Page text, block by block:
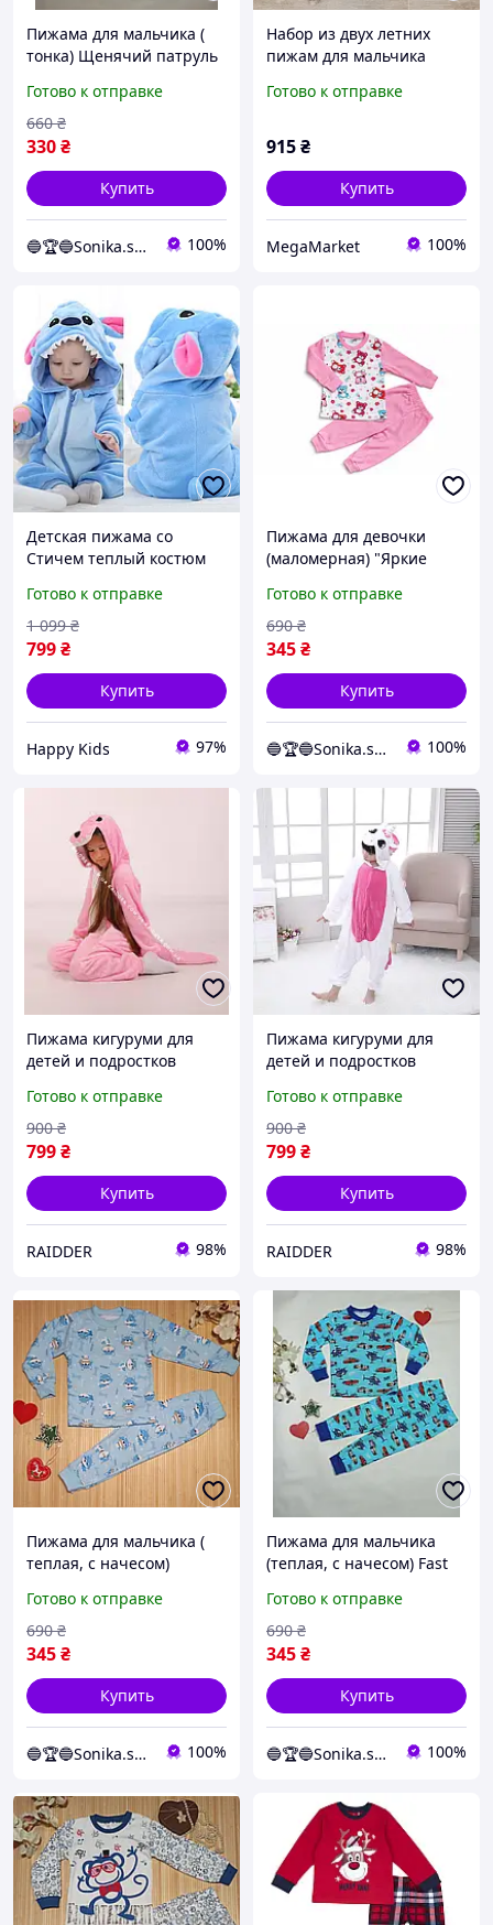
Пижама для мальчика (
тонка) Щенячий патруль
белым
Готово к отправке
330₴
660 ₴
Купить
🔵🏆🔵Sonika.shop 100%
Набор из двух летних
пижам для мальчика
92см)
Готово к отправке
915₴
Купить
MegaMarket 100%
Детская пижама со
Стичем теплый костюм
мальчика и для девочки,
фланель 100 размер на
рост до 100 см
Готово к отправке
799₴
1 099 ₴
Купить
Happy Kids 97%
Пижама для девочки
(маломерная) "Яркие
(9мес-1 год) Розовый с
белым
Готово к отправке
345₴
690 ₴
Купить
🔵🏆🔵Sonika.shop 100%
Пижама кигуруми для
детей и подростков
Костюм динозавра на
девочку и мальчика
Готово к отправке
799₴
900 ₴
Купить
RAIDDER 98%
Пижама кигуруми для
детей и подростков
комбинезон на мальчика
и девочку Единорог
Готово к отправке
799₴
900 ₴
Купить
RAIDDER 98%
Пижама для мальчика (
теплая, с начесом)
Голубой
Готово к отправке
345₴
690 ₴
Купить
🔵🏆🔵Sonika.shop 100%
Пижама для мальчика
(теплая, с начесом) Fast
Готово к отправке
345₴
690 ₴
Купить
🔵🏆🔵Sonika.shop 100%